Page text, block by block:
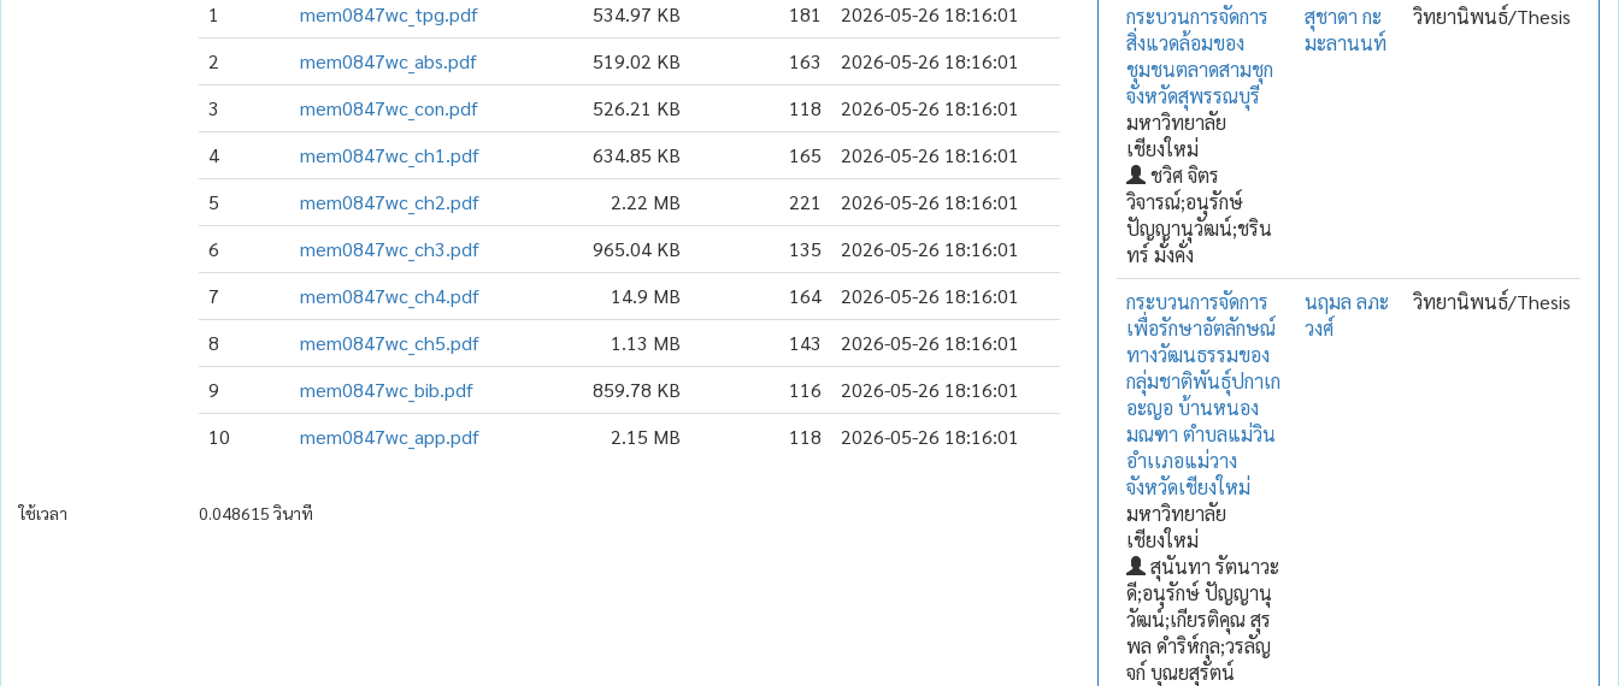
1
mem0847wc_tpg.pdf 534.97 KB 181
2026-05-26 18:16:01
2
mem0847wc_abs.pdf 519.02 KB 163
2026-05-26 18:16:01
3
mem0847wc_con.pdf 526.21 KB 118
2026-05-26 18:16:01
4
mem0847wc_ch1.pdf 634.85 KB 165
2026-05-26 18:16:01
5
mem0847wc_ch2.pdf 2.22 MB 221
2026-05-26 18:16:01
6
mem0847wc_ch3.pdf 965.04 KB 135
2026-05-26 18:16:01
7
mem0847wc_ch4.pdf 14.9 MB 164
2026-05-26 18:16:01
8
mem0847wc_ch5.pdf 1.13 MB 143
2026-05-26 18:16:01
9
mem0847wc_bib.pdf 859.78 KB 116
2026-05-26 18:16:01
10
mem0847wc_app.pdf 2.15 MB 118 2026-05-26 18:16:01
ใช้เวลา 0.048615 วินาที
กระบวนการจัดการ
สิ่งแวดล้อมของ
ชุมชนตลาดสามชุก
จังหวัดสุพรรณบุรี
มหาวิทยาลัย
เชียงใหม่
ชวิศ จิตร
วิจารณ์;อนุรักษ์
ปัญญานุวัฒน์;ชริน
ทร์ มั่งคั่ง
สุชาดา กะ
มะลานนท์
วิทยานิพนธ์/Thesis
กระบวนการจัดการ
เพื่อรักษาอัตลักษณ์
ทางวัฒนธรรมของ
กลุ่มชาติพันธุ์ปกาเก
อะญอ บ้านหนอง
มณฑา ตำบลแม่วิน
อำเเภอแม่วาง
จังหวัดเชียงใหม่
มหาวิทยาลัย
เชียงใหม่
สุนันทา รัตนาวะ
ดี;อนุรักษ์ ปัญญานุ
วัฒน์;เกียรติคุณ สุร
พล ดำริห์กุล;วรลัญ
จก์ บุณยสุรัตน์
นฤมล ลภะ
วงศ์
วิทยานิพนธ์/Thesis